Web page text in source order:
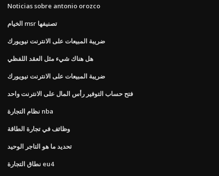
Noticias sobre antonio orozco
الخيام msr تصنيفها
ضريبة المبيعات على الانترنت نيويورك
هل هناك شيء مثل العقد اللفظي
ضريبة المبيعات على الانترنت نيويورك
فتح حساب التوفير رأس المال على الانترنت واحد
نظام التجارة nba
وظائف في تجارة الطاقة
تحديد ما هو التاجر الوحيد
نطاق التجارة eu4